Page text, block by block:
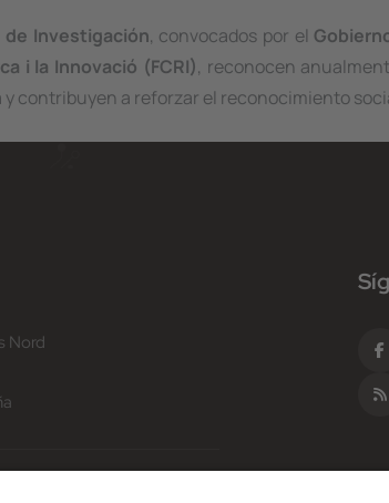
de Investigación, convocados por el
i la Innovació (FCRI), reconocen
contribuyen a reforzar el reconocimiento
Nord